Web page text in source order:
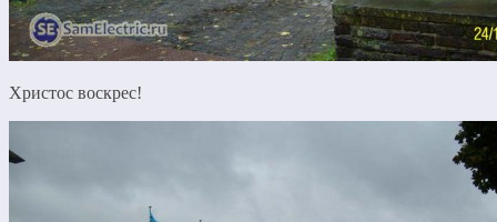
Христос воскрес!